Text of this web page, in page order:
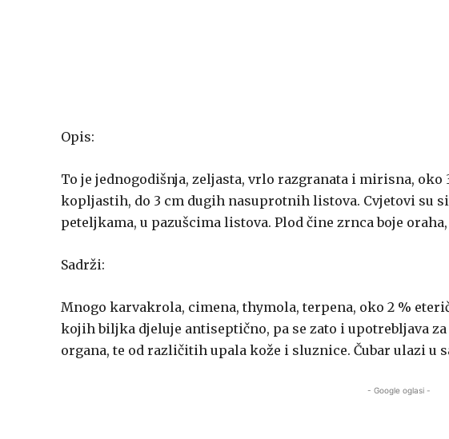
Opis:
To je jednogodišnja, zeljasta, vrlo razgranata i mirisna,
kopljastih, do 3 cm dugih nasuprotnih listova. Cvjetovi su
peteljkama, u pazušcima listova. Plod čine zrnca boje
Sadrži:
Mnogo karvakrola, cimena, thymola, terpena, oko 2 %
kojih biljka djeluje antiseptično, pa se zato i upotrebljava
organa, te od različitih upala kože i sluznice. Čubar ulazi u
- Google oglasi -